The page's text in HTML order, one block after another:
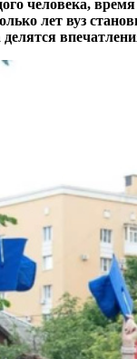
человека,
лет вуз